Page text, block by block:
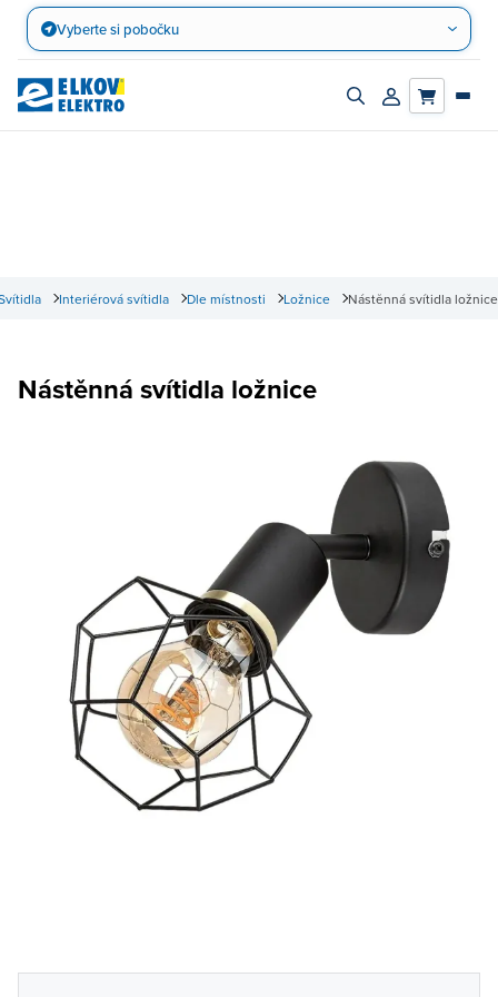
Přejít
obsah
Vyberte si pobočku
Zapnout/vypnout
Přihlásit/
Nástěnná svítidla ložnice
Ložnice
Dle místnosti
Interiérová svítidla
Nástěnná svítidla ložnice